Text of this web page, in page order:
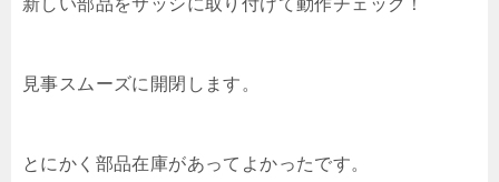
新しい部品をサッシに取り付けて動作チェック！
見事スムーズに開閉します。
とにかく部品在庫があってよかったです。